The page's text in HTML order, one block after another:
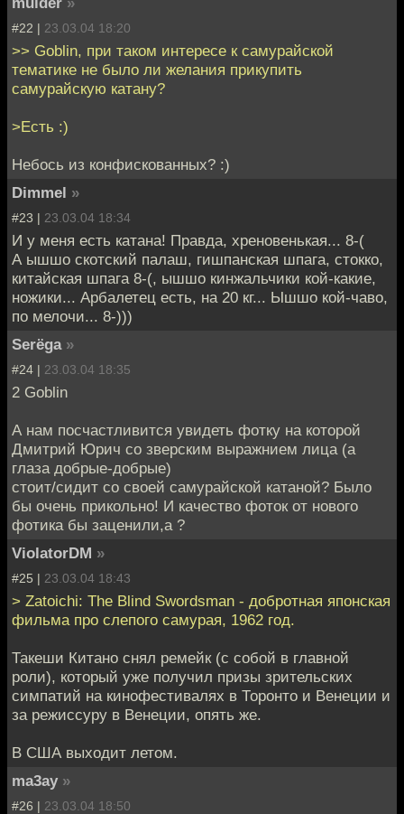
#22 | 23.03.04 18:20
>> Goblin, при таком интересе к самурайской
тематике не было ли желания прикупить
самурайскую катану?
>Есть :)
Небось из конфискованных? :)
Dimmel »
#23 | 23.03.04 18:34
И у меня есть катана! Правда, хреновенькая... 8-(
А ышшо скотский палаш, гишпанская шпага, стокко,
китайская шпага 8-(, ышшо кинжальчики кой-какие,
ножики... Арбалетец есть, на 20 кг... Ышшо кой-чаво,
по мелочи... 8-)))
Serёga »
#24 | 23.03.04 18:35
2 Goblin
А нам посчастливится увидеть фотку на которой
Дмитрий Юрич со зверским выражнием лица (а
глаза добрые-добрые)
стоит/сидит со своей самурайской катаной? Было
бы очень прикольно! И качество фоток от нового
фотика бы заценили,а ?
ViolatorDM »
#25 | 23.03.04 18:43
> Zatoichi: The Blind Swordsman - добротная японская
фильма про слепого самурая, 1962 год.
Такеши Китано снял ремейк (с собой в главной
роли), который уже получил призы зрительских
симпатий на кинофестивалях в Торонто и Венеции и
за режиссуру в Венеции, опять же.
В США выходит летом.
ma3ay »
#26 | 23.03.04 18:50